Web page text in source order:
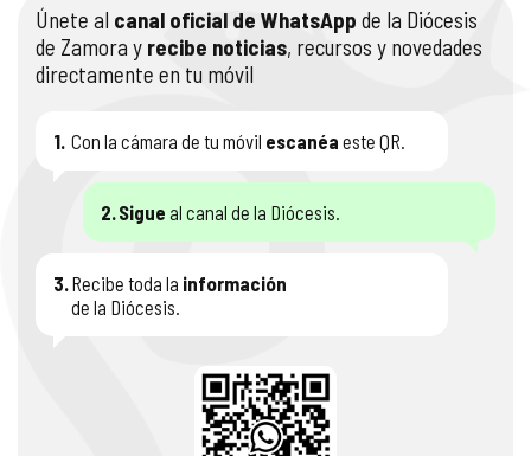
Únete al canal oficial de WhatsApp de la Diócesis
de Zamora y recibe noticias, recursos y novedades
directamente en tu móvil
1. Con la cámara de tu móvil escanéa este QR.
2.Sigue al canal de la Diócesis.
3.Recibe toda la información
de la Diócesis.